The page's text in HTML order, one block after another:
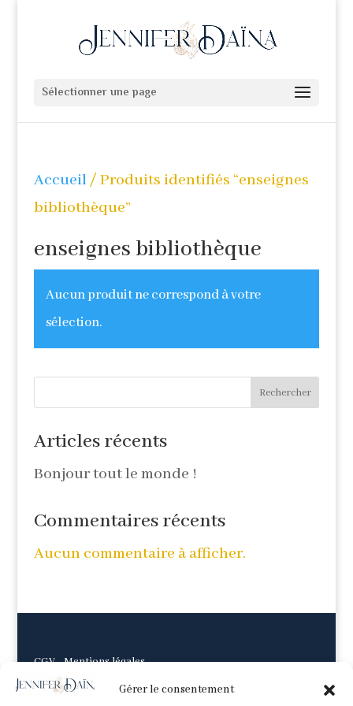
Gérer le consentement
Sélectionner une page
Accueil/ Produits identifiés “enseignes
bibliothèque”
enseignes bibliothèque
Aucun produit ne correspond à votre
sélection.
Rechercher
Articles récents
Bonjour tout le monde !
Commentaires récents
Aucun commentaire à afficher.
CGV-Mentions légales